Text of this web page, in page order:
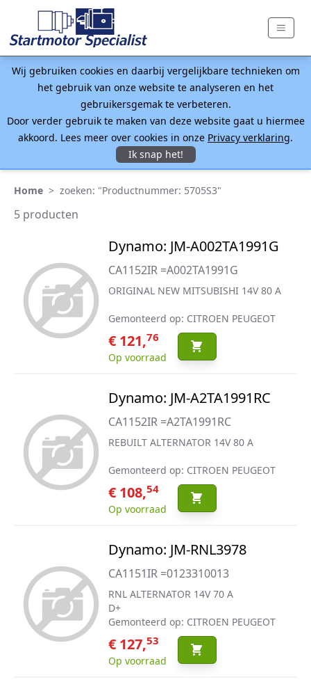
Wij gebruiken cookies en daarbij vergelijkbare technieken om
het gebruik van onze website te analyseren en het
gebruikersgemak te verbeteren.
Door verder gebruik te maken van deze website gaat u hiermee
akkoord. Lees meer over cookies in onze Privacy verklaring.
Ik snap het!
Home > zoeken: "Productnummer: 5705S3"
5 producten
Dynamo: JM-A002TA1991G
CA1152IR =A002TA1991G
ORIGINAL NEW MITSUBISHI 14V 80 A
Gemonteerd op: CITROEN PEUGEOT
€ 121,76
Op voorraad
Dynamo: JM-A2TA1991RC
CA1152IR =A2TA1991RC
REBUILT ALTERNATOR 14V 80 A
Gemonteerd op: CITROEN PEUGEOT
€ 108,54
Op voorraad
Dynamo: JM-RNL3978
CA1151IR =0123310013
RNL ALTERNATOR 14V 70 A
D+
Gemonteerd op: CITROEN PEUGEOT
€ 127,53
Op voorraad